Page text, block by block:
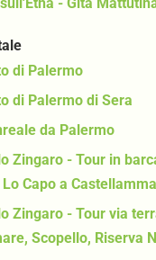
- Gita
di Palermo
di Palermo di Sera
da Palermo
Zingaro - Tour in
Capo a
Zingaro - Tour via
Scopello, Riserva